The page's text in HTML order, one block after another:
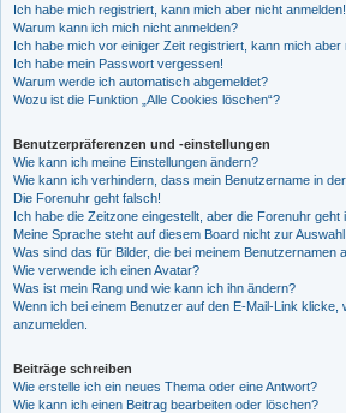
Ich habe mich registriert, kann mich aber nicht anmelden!
Warum kann ich mich nicht anmelden?
Ich habe mich vor einiger Zeit registriert, kann mich aber
Ich habe mein Passwort vergessen!
Warum werde ich automatisch abgemeldet?
Wozu ist die Funktion „Alle Cookies löschen“?
Benutzerpräferenzen und -einstellungen
Wie kann ich meine Einstellungen ändern?
Wie kann ich verhindern, dass mein Benutzername in
Die Forenuhr geht falsch!
Ich habe die Zeitzone eingestellt, aber die Forenuhr geht
Meine Sprache steht auf diesem Board nicht zur Auswahl!
Was sind das für Bilder, die bei meinem Benutzernamen
Wie verwende ich einen Avatar?
Was ist mein Rang und wie kann ich ihn ändern?
Wenn ich bei einem Benutzer auf den E-Mail-Link klicke,
anzumelden.
Beiträge schreiben
Wie erstelle ich ein neues Thema oder eine Antwort?
Wie kann ich einen Beitrag bearbeiten oder löschen?